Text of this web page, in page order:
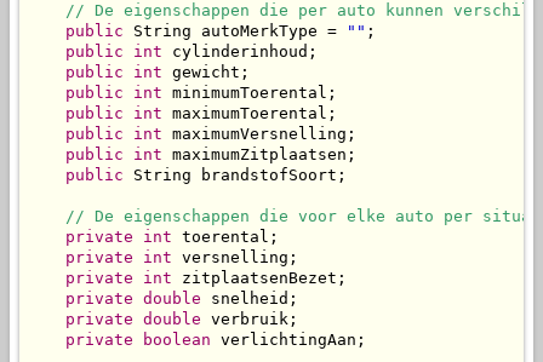
// De eigenschappen die per auto kunnen
public String autoMerkType = "" ;
public
int cylinderinhoud;
public
int gewicht;
public
int minimumToerental;
public
int maximumToerental;
public
int maximumVersnelling;
public
int maximumZitplaatsen;
public String brandstofSoort;
// De eigenschappen die voor elke auto per
private
int toerental;
private
int versnelling;
private
int zitplaatsenBezet;
private double snelheid;
private double verbruik;
private
boolean verlichtingAan;